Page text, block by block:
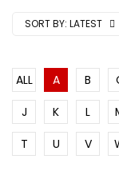
SORT BY: LATEST
ALL A B
J
K L
T
U V